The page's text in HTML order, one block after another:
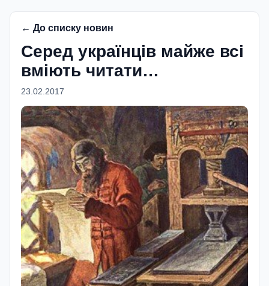
← До списку новин
Серед українців майже всі
вміють читати…
23.02.2017